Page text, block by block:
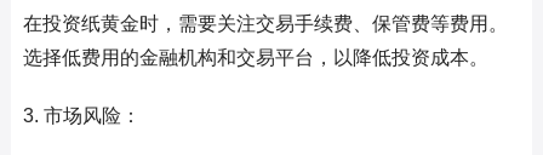
在投资纸黄金时，需要关注交易手续费、保管费等费用。
选择低费用的金融机构和交易平台，以降低投资成本。
3. 市场风险：